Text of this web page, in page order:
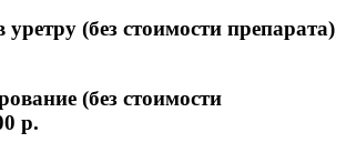
(без стоимости препарата)
(без стоимости
p.